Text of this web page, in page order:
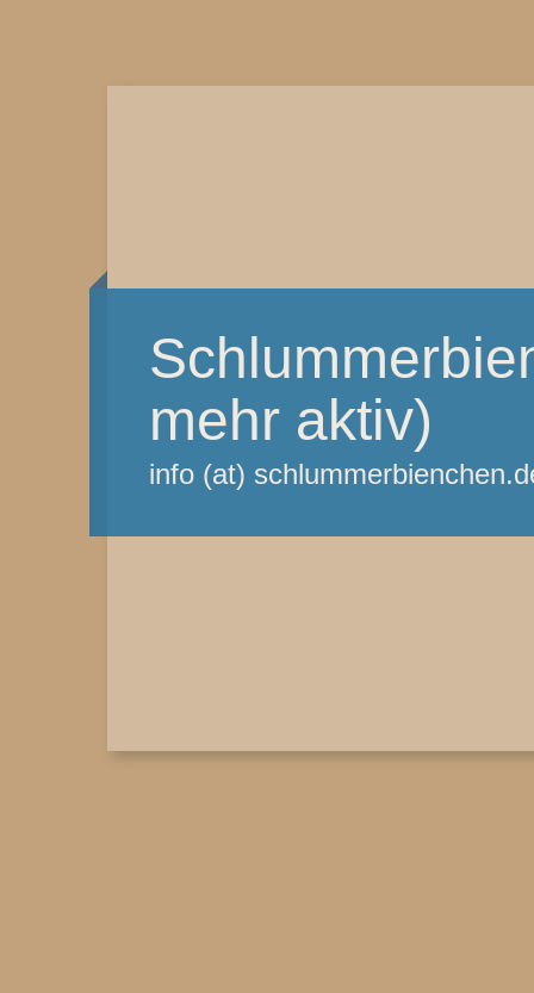
mehr aktiv)
info (at)